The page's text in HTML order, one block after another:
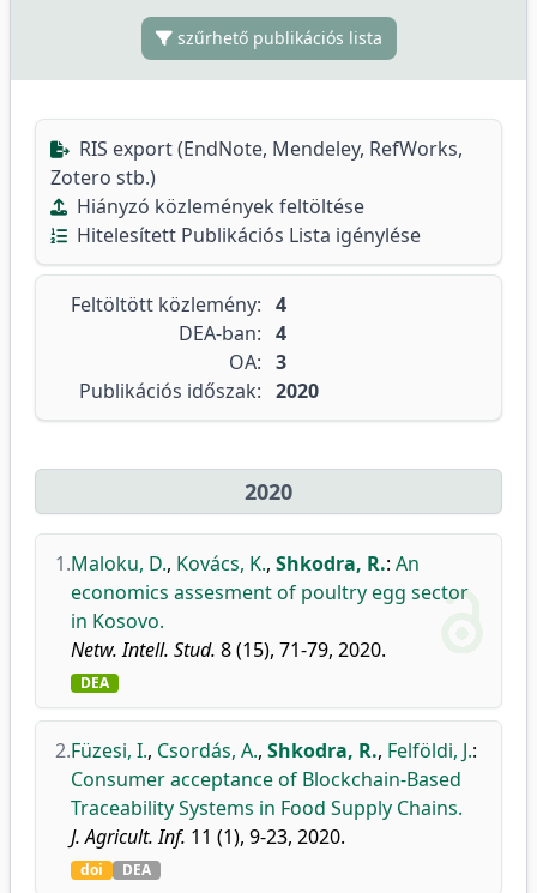
szűrhető publikációs lista
RIS export (EndNote, Mendeley, RefWorks,
Zotero stb.)
Hiányzó közlemények feltöltése
Hitelesített Publikációs Lista igénylése
Feltöltött közlemény: 4
DEA-ban: 4
OA: 3
Publikációs időszak: 2020
2020
1.Maloku, D., Kovács, K., Shkodra, R.: An
economics assesment of poultry egg sector
in Kosovo.
Netw. Intell. Stud. 8 (15), 71-79, 2020.
DEA
2.Füzesi, I., Csordás, A., Shkodra, R., Felföldi, J.:
Consumer acceptance of Blockchain-Based
Traceability Systems in Food Supply Chains.
J. Agricult. Inf. 11 (1), 9-23, 2020.
doi DEA